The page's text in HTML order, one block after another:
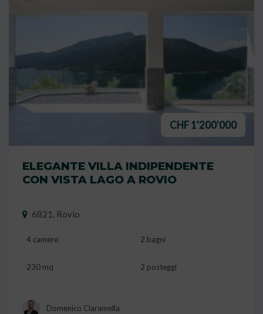
CHF 1'200'000
ELEGANTE VILLA INDIPENDENTE
CON VISTA LAGO A ROVIO
6821, Rovio
4 camere 2 bagni
230 mq 2 posteggi
Domenico Ciaramella